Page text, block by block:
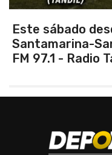
Este sábado
Santamarina-
FM 97.1 - Radio